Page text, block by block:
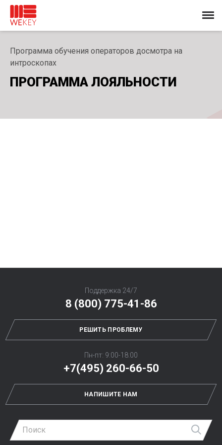
Программа обучения операторов досмотра на
интроскопах
ПРОГРАММА ЛОЯЛЬНОСТИ
Поддержка 24/7
8 (800) 775-41-86
РЕШИТЬ ПРОБЛЕМУ
Пн-пт: 9:00-18:00
+7(495) 260-66-50
НАПИШИТЕ НАМ